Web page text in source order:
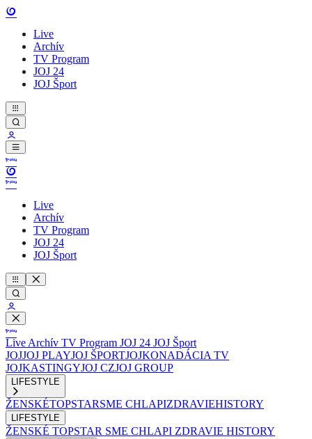
Live
Archív
TV Program
JOJ 24
JOJ Šport
Live
Archív
TV Program
JOJ 24
JOJ Šport
Live Archív TV Program JOJ 24 JOJ Šport
JOJJOJ PLAYJOJ ŠPORTJOJKONADÁCIA TV
JOJKASTINGYJOJ CZJOJ GROUP
LIFESTYLE
ŽENSKÉTOPSTARSME CHLAPIZDRAVIEHISTORY
LIFESTYLE
ŽENSKÉ TOPSTAR SME CHLAPI ZDRAVIE HISTORY